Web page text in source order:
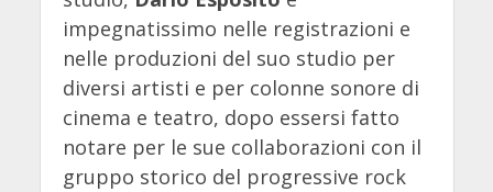
impegnatissimo nelle registrazioni e
nelle produzioni del suo studio per
diversi artisti e per colonne sonore di
cinema e teatro, dopo essersi fatto
notare per le sue collaborazioni con il
gruppo storico del progressive rock